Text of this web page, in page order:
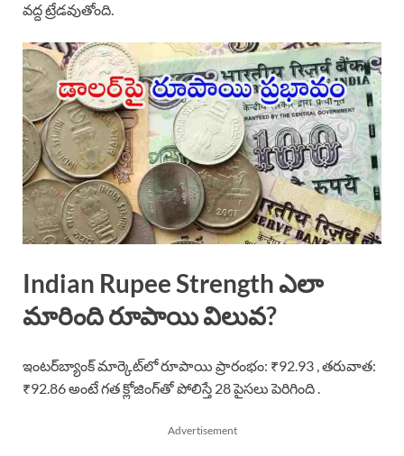
వద్ద ట్రేడవుతోంది.
Indian Rupee Strength ఎలా
మారింది రూపాయి విలువ?
ఇంటర్‌బ్యాంక్ మార్కెట్‌లో రూపాయి ప్రారంభం: ₹92.93 , తరువాత:
₹92.86 అంటే గత క్లోజింగ్‌తో పోలిస్తే 28 పైసలు పెరిగింది .
Advertisement